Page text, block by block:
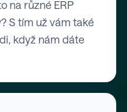
na různé ERP
S tím už vám také
když nám dáte